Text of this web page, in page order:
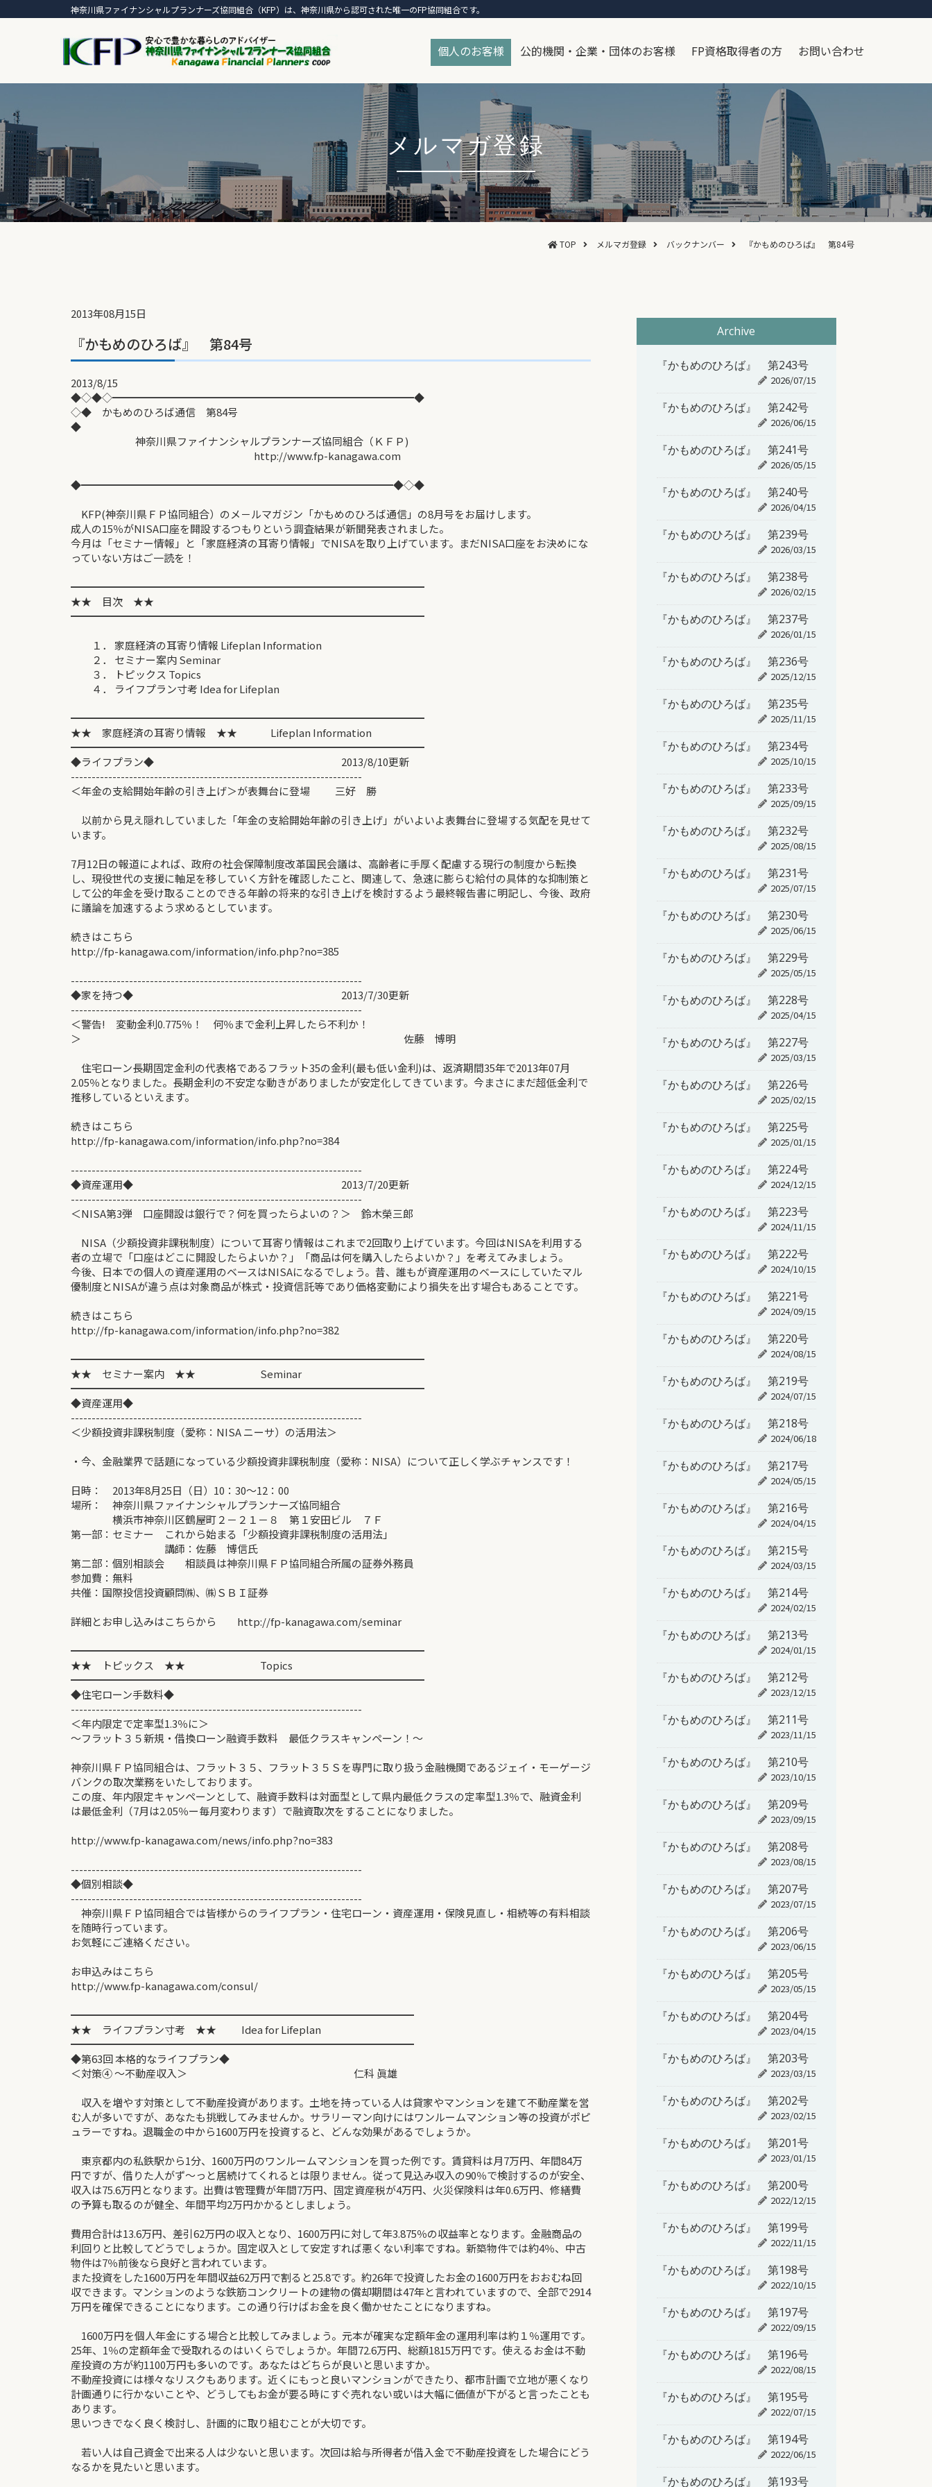
神奈川県ファイナンシャルプランナーズ協同組合（KFP）は、神奈川県から認可された唯一のFP協同組合です。
個人のお客様 公的機関・企業・団体のお客様 FP資格取得者の方 お問い合わせ
メルマガ登録
TOP メルマガ登録 バックナンバー 『かもめのひろば』 第84号
2013年08月15日
『かもめのひろば』 第84号
2013/8/15
◆◇◆◇━━━━━━━━━━━━━━━━━━━━━━━━━━━━━◆
◇◆ かもめのひろば通信 第84号
◆
神奈川県ファイナンシャルプランナーズ協同組合（ＫＦＰ)
http://www.fp-kanagawa.com
◆━━━━━━━━━━━━━━━━━━━━━━━━━━━━━━◆◇◆
KFP(神奈川県ＦＰ協同組合）のメ－ルマガジン「かもめのひろば通信」の8月号をお届けします。
成人の15％がNISA口座を開設するつもりという調査結果が新聞発表されました。
今月は「セミナー情報」と「家庭経済の耳寄り情報」でNISAを取り上げています。まだNISA口座をお決めにな
っていない方はご一読を！
━━━━━━━━━━━━━━━━━━━━━━━━━━━━━━━━━━
★★ 目次 ★★
━━━━━━━━━━━━━━━━━━━━━━━━━━━━━━━━━━
１． 家庭経済の耳寄り情報 Lifeplan Information
２． セミナー案内 Seminar
３． トピックス Topics
４． ライフプラン寸考 Idea for Lifeplan
━━━━━━━━━━━━━━━━━━━━━━━━━━━━━━━━━━
★★ 家庭経済の耳寄り情報 ★★ Lifeplan Information
━━━━━━━━━━━━━━━━━━━━━━━━━━━━━━━━━━
◆ライフプラン◆ 2013/8/10更新
----------------------------------------------------------------------
＜年金の支給開始年齢の引き上げ＞が表舞台に登場 三好 勝
以前から見え隠れしていました「年金の支給開始年齢の引き上げ」がいよいよ表舞台に登場する気配を見せて
います。
7月12日の報道によれば、政府の社会保障制度改革国民会議は、高齢者に手厚く配慮する現行の制度から転換
し、現役世代の支援に軸足を移していく方針を確認したこと、関連して、急速に膨らむ給付の具体的な抑制策と
して公的年金を受け取ることのできる年齢の将来的な引き上げを検討するよう最終報告書に明記し、今後、政府
に議論を加速するよう求めるとしています。
続きはこちら
http://fp-kanagawa.com/information/info.php?no=385
----------------------------------------------------------------------
◆家を持つ◆ 2013/7/30更新
----------------------------------------------------------------------
＜警告! 変動金利0.775％！ 何％まで金利上昇したら不利か！
＞ 佐藤 博明
住宅ローン長期固定金利の代表格であるフラット35の金利(最も低い金利)は、返済期間35年で2013年07月
2.05％となりました。長期金利の不安定な動きがありましたが安定化してきています。今まさにまだ超低金利で
推移しているといえます。
続きはこちら
http://fp-kanagawa.com/information/info.php?no=384
----------------------------------------------------------------------
◆資産運用◆ 2013/7/20更新
----------------------------------------------------------------------
＜NISA第3弾 口座開設は銀行で？何を買ったらよいの？＞ 鈴木榮三郎
NISA（少額投資非課税制度）について耳寄り情報はこれまで2回取り上げています。今回はNISAを利用する
者の立場で「口座はどこに開設したらよいか？」「商品は何を購入したらよいか？」を考えてみましょう。
今後、日本での個人の資産運用のベースはNISAになるでしょう。昔、誰もが資産運用のベースにしていたマル
優制度とNISAが違う点は対象商品が株式・投資信託等であり価格変動により損失を出す場合もあることです。
続きはこちら
http://fp-kanagawa.com/information/info.php?no=382
━━━━━━━━━━━━━━━━━━━━━━━━━━━━━━━━━━
★★ セミナー案内 ★★ Seminar
━━━━━━━━━━━━━━━━━━━━━━━━━━━━━━━━━━
◆資産運用◆
----------------------------------------------------------------------
＜少額投資非課税制度（愛称：NISA ニーサ）の活用法＞
・今、金融業界で話題になっている少額投資非課税制度（愛称：NISA）について正しく学ぶチャンスです！
日時： 2013年8月25日（日）10：30～12：00
場所： 神奈川県ファイナンシャルプランナーズ協同組合
横浜市神奈川区鶴屋町２－２１－８ 第１安田ビル ７Ｆ
第一部：セミナー これから始まる「少額投資非課税制度の活用法」
講師：佐藤 博信氏
第二部：個別相談会 相談員は神奈川県ＦＰ協同組合所属の証券外務員
参加費：無料
共催：国際投信投資顧問㈱、㈱ＳＢＩ証券
詳細とお申し込みはこちらから http://fp-kanagawa.com/seminar
━━━━━━━━━━━━━━━━━━━━━━━━━━━━━━━━━━
★★ トピックス ★★ Topics
━━━━━━━━━━━━━━━━━━━━━━━━━━━━━━━━━━
◆住宅ローン手数料◆
----------------------------------------------------------------------
＜年内限定で定率型1.3％に＞
～フラット３５新規・借換ローン融資手数料 最低クラスキャンペーン！～
神奈川県ＦＰ協同組合は、フラット３５、フラット３５Ｓを専門に取り扱う金融機関であるジェイ・モーゲージ
バンクの取次業務をいたしております。
この度、年内限定キャンペーンとして、融資手数料は対面型として県内最低クラスの定率型1.3％で、融資金利
は最低金利（7月は2.05％ー毎月変わります）で融資取次をすることになりました。
http://www.fp-kanagawa.com/news/info.php?no=383
----------------------------------------------------------------------
◆個別相談◆
----------------------------------------------------------------------
神奈川県ＦＰ協同組合では皆様からのライフプラン・住宅ローン・資産運用・保険見直し・相続等の有料相談
を随時行っています。
お気軽にご連絡ください。
お申込みはこちら
http://www.fp-kanagawa.com/consul/
━━━━━━━━━━━━━━━━━━━━━━━━━━━━━━━━━
★★ ライフプラン寸考 ★★ Idea for Lifeplan
━━━━━━━━━━━━━━━━━━━━━━━━━━━━━━━━━
◆第63回 本格的なライフプラン◆
＜対策④ ～不動産収入＞ 仁科 眞雄
収入を増やす対策として不動産投資があります。土地を持っている人は貸家やマンションを建て不動産業を営
む人が多いですが、あなたも挑戦してみませんか。サラリーマン向けにはワンルームマンション等の投資がポピ
ュラーですね。退職金の中から1600万円を投資すると、どんな効果があるでしょうか。
東京都内の私鉄駅から1分、1600万円のワンルームマンションを買った例です。賃貸料は月7万円、年間84万
円ですが、借りた人がず～っと居続けてくれるとは限りません。従って見込み収入の90％で検討するのが安全、
収入は75.6万円となります。出費は管理費が年間7万円、固定資産税が4万円、火災保険料は年0.6万円、修繕費
の予算も取るのが健全、年間平均2万円かかるとしましょう。
費用合計は13.6万円、差引62万円の収入となり、1600万円に対して年3.875％の収益率となります。金融商品の
利回りと比較してどうでしょうか。固定収入として安定すれば悪くない利率ですね。新築物件では約4％、中古
物件は7％前後なら良好と言われています。
また投資をした1600万円を年間収益62万円で割ると25.8です。約26年で投資したお金の1600万円をおおむね回
収できます。マンションのような鉄筋コンクリートの建物の償却期間は47年と言われていますので、全部で2914
万円を確保できることになります。この通り行けばお金を良く働かせたことになりますね。
1600万円を個人年金にする場合と比較してみましょう。元本が確実な定額年金の運用利率は約１％運用です。
25年、1％の定額年金で受取れるのはいくらでしょうか。年間72.6万円、総額1815万円です。使えるお金は不動
産投資の方が約1100万円も多いのです。あなたはどちらが良いと思いますか。
不動産投資には様々なリスクもあります。近くにもっと良いマンションができたり、都市計画で立地が悪くなり
計画通りに行かないことや、どうしてもお金が要る時にすぐ売れない或いは大幅に価値が下がると言ったことも
あります。
思いつきでなく良く検討し、計画的に取り組むことが大切です。
若い人は自己資金で出来る人は少ないと思います。次回は給与所得者が借入金で不動産投資をした場合にどう
なるかを見たいと思います。
Archive
『かもめのひろば』 第243号
2026/07/15
『かもめのひろば』 第242号
2026/06/15
『かもめのひろば』 第241号
2026/05/15
『かもめのひろば』 第240号
2026/04/15
『かもめのひろば』 第239号
2026/03/15
『かもめのひろば』 第238号
2026/02/15
『かもめのひろば』 第237号
2026/01/15
『かもめのひろば』 第236号
2025/12/15
『かもめのひろば』 第235号
2025/11/15
『かもめのひろば』 第234号
2025/10/15
『かもめのひろば』 第233号
2025/09/15
『かもめのひろば』 第232号
2025/08/15
『かもめのひろば』 第231号
2025/07/15
『かもめのひろば』 第230号
2025/06/15
『かもめのひろば』 第229号
2025/05/15
『かもめのひろば』 第228号
2025/04/15
『かもめのひろば』 第227号
2025/03/15
『かもめのひろば』 第226号
2025/02/15
『かもめのひろば』 第225号
2025/01/15
『かもめのひろば』 第224号
2024/12/15
『かもめのひろば』 第223号
2024/11/15
『かもめのひろば』 第222号
2024/10/15
『かもめのひろば』 第221号
2024/09/15
『かもめのひろば』 第220号
2024/08/15
『かもめのひろば』 第219号
2024/07/15
『かもめのひろば』 第218号
2024/06/18
『かもめのひろば』 第217号
2024/05/15
『かもめのひろば』 第216号
2024/04/15
『かもめのひろば』 第215号
2024/03/15
『かもめのひろば』 第214号
2024/02/15
『かもめのひろば』 第213号
2024/01/15
『かもめのひろば』 第212号
2023/12/15
『かもめのひろば』 第211号
2023/11/15
『かもめのひろば』 第210号
2023/10/15
『かもめのひろば』 第209号
2023/09/15
『かもめのひろば』 第208号
2023/08/15
『かもめのひろば』 第207号
2023/07/15
『かもめのひろば』 第206号
2023/06/15
『かもめのひろば』 第205号
2023/05/15
『かもめのひろば』 第204号
2023/04/15
『かもめのひろば』 第203号
2023/03/15
『かもめのひろば』 第202号
2023/02/15
『かもめのひろば』 第201号
2023/01/15
『かもめのひろば』 第200号
2022/12/15
『かもめのひろば』 第199号
2022/11/15
『かもめのひろば』 第198号
2022/10/15
『かもめのひろば』 第197号
2022/09/15
『かもめのひろば』 第196号
2022/08/15
『かもめのひろば』 第195号
2022/07/15
『かもめのひろば』 第194号
2022/06/15
『かもめのひろば』 第193号